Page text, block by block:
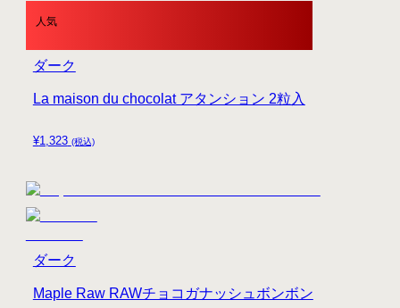
人気
¥1,323 (税込)
La maison du chocolat アタンション 2粒入
ダーク
Maple Raw RAWチョコガナッシュボンボン
ダーク